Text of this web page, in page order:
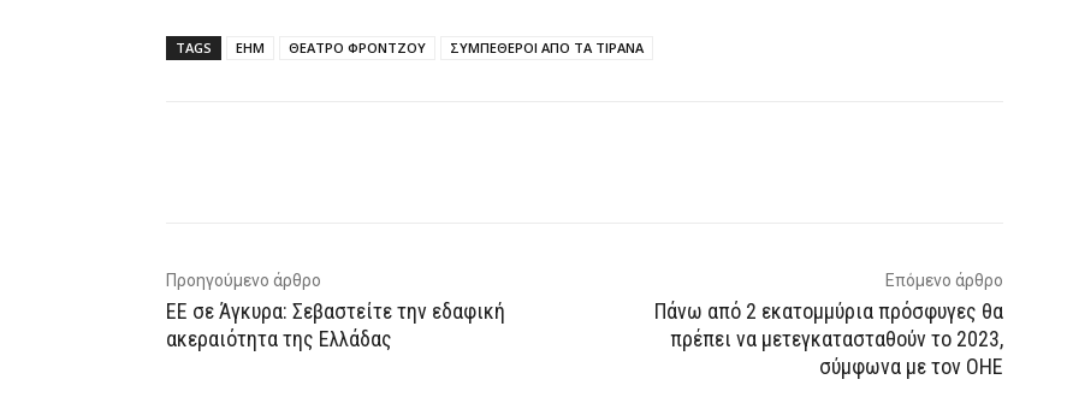
TAGS ΕΗΜ ΘΕΑΤΡΟ ΦΡΟΝΤΖΟΥ ΣΥΜΠΕΘΕΡΟΙ ΑΠΟ ΤΑ ΤΙΡΑΝΑ
Προηγούμενο άρθρο
ΕΕ σε Άγκυρα: Σεβαστείτε την εδαφική
ακεραιότητα της Ελλάδας
Επόμενο άρθρο
Πάνω από 2 εκατομμύρια πρόσφυγες θα
πρέπει να μετεγκατασταθούν το 2023,
σύμφωνα με τον ΟΗΕ